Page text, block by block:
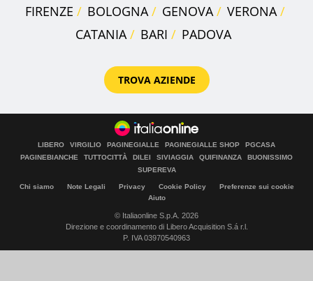
FIRENZE
BOLOGNA GENOVA
VERONA
CATANIA
BARI PADOVA
TROVA AZIENDE
LIBERO VIRGILIO PAGINEGIALLE PAGINEGIALLE SHOP
PGCASA
PAGINEBIANCHE
TUTTOCITTÀ DILEI SIVIAGGIA QUIFINANZA
BUONISSIMO
SUPEREVA
Chi siamo Note Legali Privacy Cookie Policy
Preferenze sui cookie
Aiuto
© Italiaonline S.p.A. 2026
Direzione e coordinamento di Libero Acquisition S.á r.l.
P. IVA 03970540963